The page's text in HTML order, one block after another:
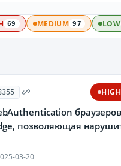
69 MEDIUM 97 LOW
HIGH
позволяющая
03-20